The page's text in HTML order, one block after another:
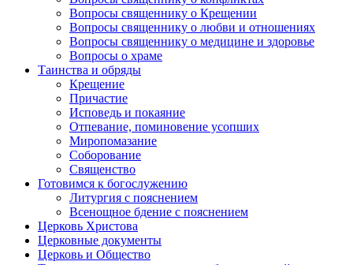
Вопросы священнику о Крещении
Вопросы священнику о любви и отношениях
Вопросы священнику о медицине и здоровье
Вопросы о храме
Таинства и обряды
Крещение
Причастие
Исповедь и покаяние
Отпевание, поминовение усопших
Миропомазание
Соборование
Священство
Готовимся к богослужению
Литургия с пояснением
Всенощное бдение с пояснением
Церковь Христова
Церковные документы
Церковь и Общество